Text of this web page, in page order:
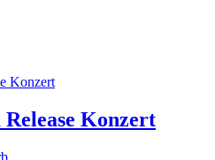
Konzert